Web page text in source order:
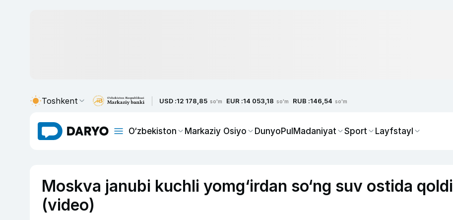
Toshkent USD :12 178,85 so'm EUR :14 053,18 so'm RUB :146,54 so'm
O‘zbekiston Markaziy Osiyo DunyoPulMadaniyat Sport Layfstayl
Moskva janubi kuchli yomg‘irdan so‘ng suv ostida qoldi
(video)